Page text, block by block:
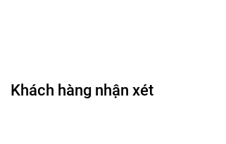
Khách hàng nhận xét